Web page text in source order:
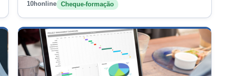
10honline Cheque-formação